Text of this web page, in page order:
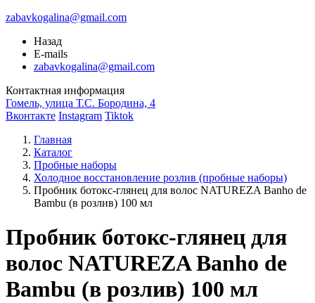
zabavkogalina@gmail.com
Назад
E-mails
zabavkogalina@gmail.com
Контактная информация
Гомель, улица Т.С. Бородина, 4
Вконтакте Instagram Tiktok
Главная
Каталог
Пробные наборы
Холодное восстановление розлив (пробные наборы)
Пробник ботокс-глянец для волос NATUREZA Banho de
Bambu (в розлив) 100 мл
Пробник ботокс-глянец для
волос NATUREZA Banho de
Bambu (в розлив) 100 мл